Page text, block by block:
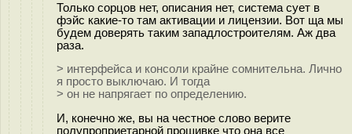
Только сорцов нет, описания нет, система сует в
фэйс какие-то там активации и лицензии. Вот ща мы
будем доверять таким западлостроителям. Аж два
раза.
> интерфейса и консоли крайне сомнительна. Лично
я просто выключаю. И тогда
> он не напрягает по определению.
И, конечно же, вы на честное слово верите
полупроприетарной прошивке что она все